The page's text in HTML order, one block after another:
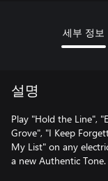
세부 정보
설명
Play "Hold the Line",
Grove", "I Keep
My List" on any
a new Authentic Tone.